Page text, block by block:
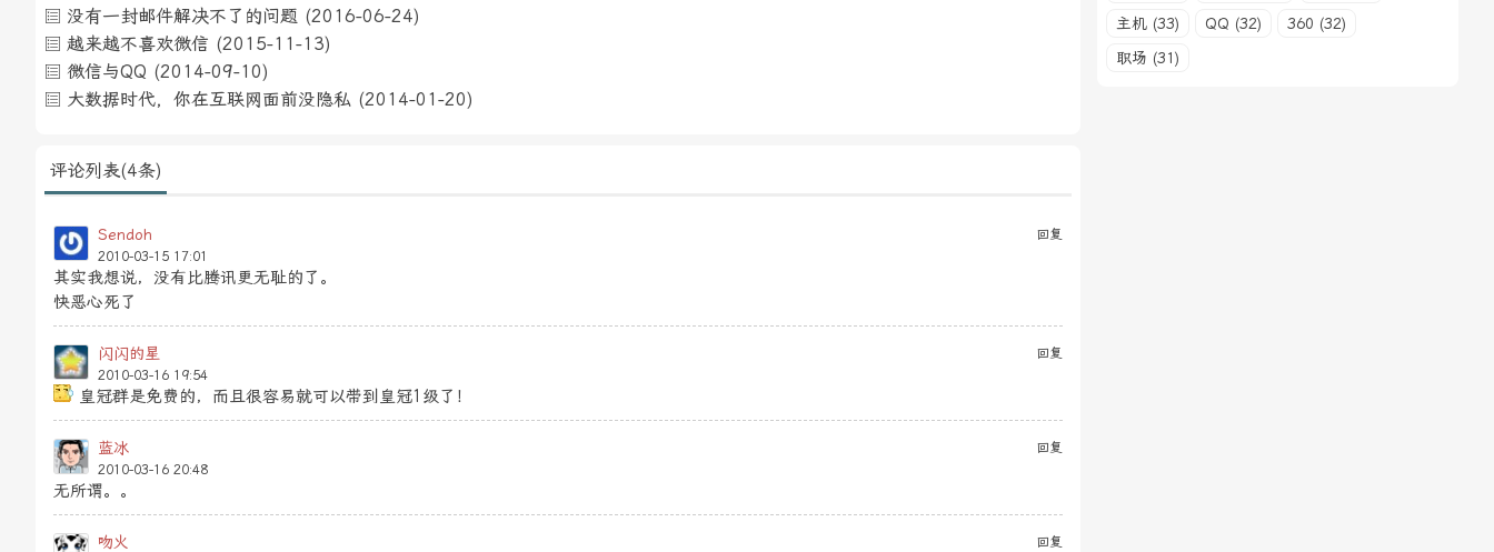
没有一封邮件解决不了的问题 (2016-06-24)
越来越不喜欢微信 (2015-11-13)
微信与QQ (2014-09-10)
大数据时代，你在互联网面前没隐私 (2014-01-20)
评论列表(4条)
回复
Sendoh
2010-03-15 17:01
其实我想说，没有比腾讯更无耻的了。
快恶心死了
回复
闪闪的星
2010-03-16 19:54
皇冠群是免费的，而且很容易就可以带到皇冠1级了！
回复
蓝冰
2010-03-16 20:48
无所谓。。
回复
吻火
主机 (33)
QQ (32)
360 (32)
职场 (31)